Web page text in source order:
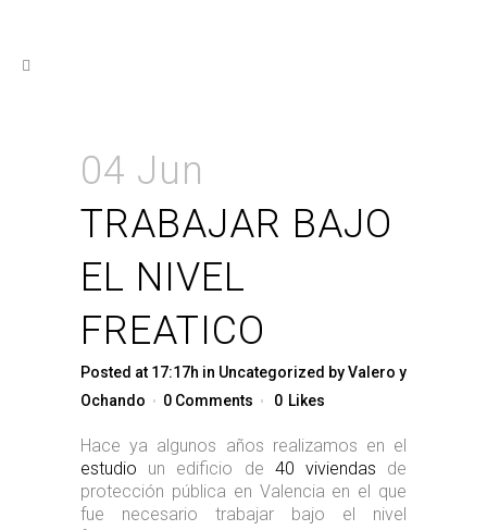
04 Jun
TRABAJAR BAJO
EL NIVEL
FREATICO
Posted at 17:17h in Uncategorized byValero y
Ochando
0 Comments 0 Likes
Hace ya algunos años realizamos en el
estudio un edificio de 40 viviendas de
protección pública en Valencia en el que
fue necesario trabajar bajo el nivel